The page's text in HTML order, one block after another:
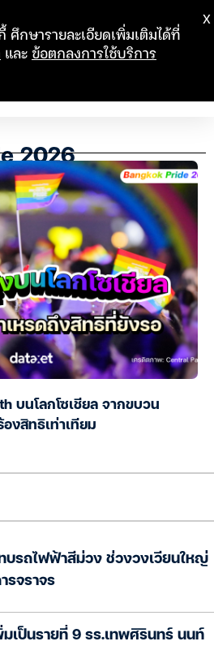
2026
บนโลกโซเชียล จากขบวน
องสิทธิเท่าเทียม
บรถไฟฟ้าสีม่วง ช่วงวงเวียนใหญ่
รจราจร
มเป็นรายที่ 9 รร.เทพศิรินทร์ นนท์
ศึกษารายละเอียดเพิ่มเติมได้ที่
และข้อตกลงการใช้บริการ
X